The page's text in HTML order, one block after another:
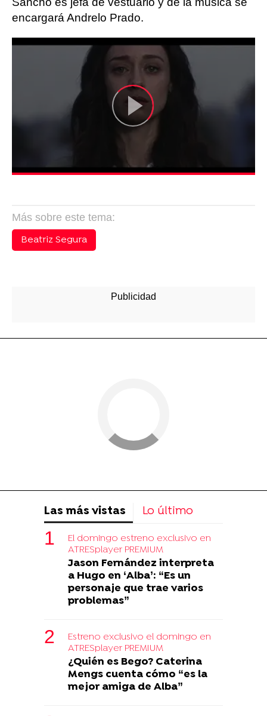
encargará Andrelo Prado.
Más sobre este tema:
Beatriz Segura
Las más vistas Lo último
El domingo estreno exclusivo en
ATRESplayer PREMIUM
Jason Fernández interpreta
a Hugo en ‘Alba’: “Es un
personaje que trae varios
problemas”
Estreno exclusivo el domingo en
ATRESplayer PREMIUM
¿Quién es Bego? Caterina
Mengs cuenta cómo “es la
mejor amiga de Alba”